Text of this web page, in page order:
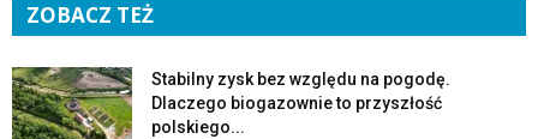
ZOBACZ TEŻ
Stabilny zysk bez względu na pogodę.
Dlaczego biogazownie to przyszłość
polskiego...